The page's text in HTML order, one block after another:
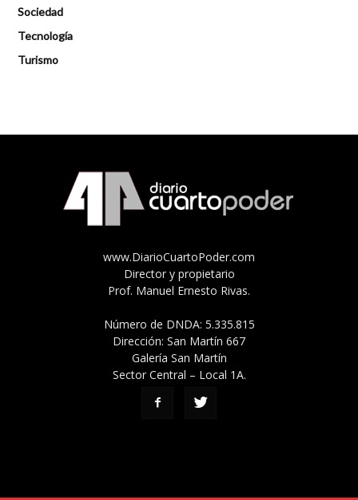
Sociedad
Tecnología
Turismo
www.DiarioCuartoPoder.com
Director y propietario
Prof. Manuel Ernesto Rivas.
Número de DNDA: 5.335.815
Dirección: San Martín 667
Galería San Martín
Sector Central – Local 1A.